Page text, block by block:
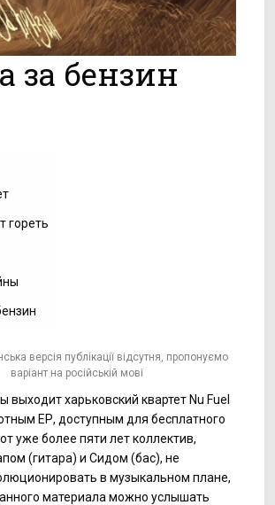
за бензин
гореть
версія публікації відсутня, пропонуємо
варіант на російській мові
выходит харьковский квартет Nu Fuel
ЕР, доступным для бесплатного
уже более пяти лет коллектив,
(гитара) и Сидом (бас), не
в музыкальном плане,
материала можно услышать